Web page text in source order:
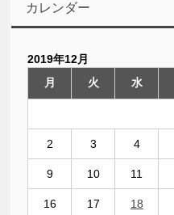
カレンダー
2019年12月
月
火 水
2 3 4
9 10 11
16 17 18